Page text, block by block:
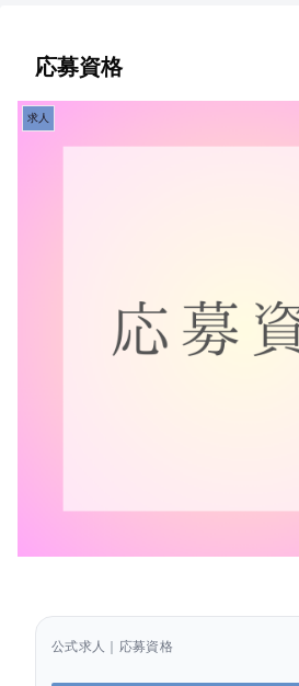
応募資格
求人
公式求人｜応募資格